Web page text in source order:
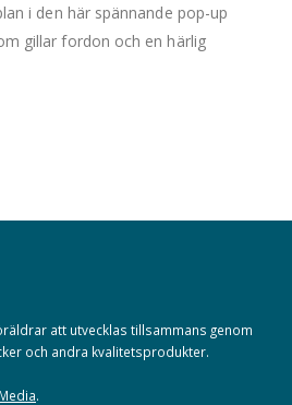
i den här spännande pop-up
gillar fordon och en härlig
att utvecklas tillsammans genom
och andra kvalitetsprodukter.
.